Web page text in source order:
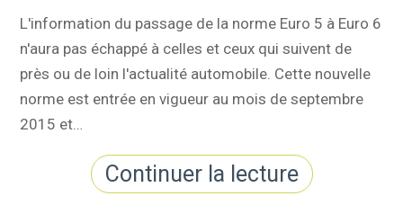
L'information du passage de la norme Euro 5 à Euro 6
n'aura pas échappé à celles et ceux qui suivent de
près ou de loin l'actualité automobile. Cette nouvelle
norme est entrée en vigueur au mois de septembre
2015 et…
Continuer la lecture